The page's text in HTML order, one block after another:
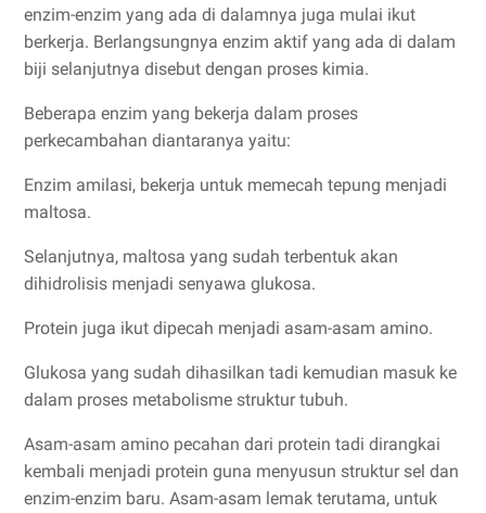
enzim-enzim yang ada di dalamnya juga mulai ikut
berkerja. Berlangsungnya enzim aktif yang ada di dalam
biji selanjutnya disebut dengan proses kimia.
Beberapa enzim yang bekerja dalam proses
perkecambahan diantaranya yaitu:
Enzim amilasi, bekerja untuk memecah tepung menjadi
maltosa.
Selanjutnya, maltosa yang sudah terbentuk akan
dihidrolisis menjadi senyawa glukosa.
Protein juga ikut dipecah menjadi asam-asam amino.
Glukosa yang sudah dihasilkan tadi kemudian masuk ke
dalam proses metabolisme struktur tubuh.
Asam-asam amino pecahan dari protein tadi dirangkai
kembali menjadi protein guna menyusun struktur sel dan
enzim-enzim baru. Asam-asam lemak terutama, untuk